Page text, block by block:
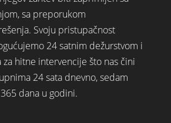
sa preporukom
Svoju pristupačnost
24 satnim dežurstvom i
hitne intervencije što nas čini
24 sata dnevno, sedam
dana u godini.